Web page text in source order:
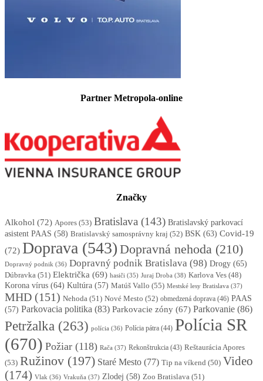
Partner Metropola-online
Značky
Alkohol (72) Apores (53) Bratislava (143) Bratislavský parkovací
asistent PAAS (58) Bratislavský samosprávny kraj (52) BSK (63) Covid-19
(72) Doprava (543) Dopravná nehoda (210)
Dopravný podnik (36) Dopravný podnik Bratislava (98) Drogy (65)
Dúbravka (51) Električka (69) hasiči (35) Juraj Droba (38) Karlova Ves (48)
Korona vírus (64) Kultúra (57) Matúš Vallo (55) Mestské lesy Bratislava (37)
MHD (151) Nehoda (51) Nové Mesto (52) obmedzená doprava (46) PAAS
(57) Parkovacia politika (83) Parkovacie zóny (67) Parkovanie (86)
Petržalka (263) polícia (36) Polícia pátra (44) Polícia SR
(670) Požiar (118) Rača (37) Rekonštrukcia (43) Reštaurácia Apores
(53) Ružinov (197) Staré Mesto (77) Tip na víkend (50) Video
(174) Vlak (36) Vrakuňa (37) Zlodej (58) Zoo Bratislava (51)